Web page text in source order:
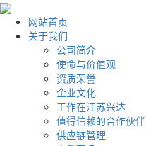
网站首页
关于我们
公司简介
使命与价值观
资质荣誉
企业文化
工作在江苏兴达
值得信赖的合作伙伴
供应链管理